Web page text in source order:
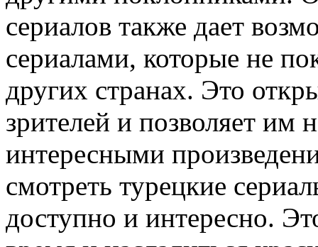
сериалов также дает
сериалами, которые не
других странах. Это
зрителей и позволяет им
интересными
смотреть турецкие
доступно и интересно.